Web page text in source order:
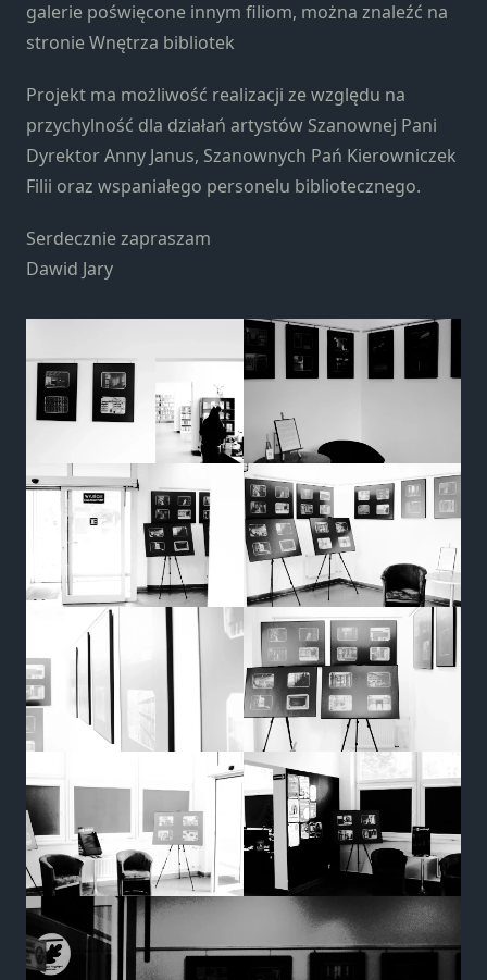
galerie poświęcone innym filiom, można znaleźć na
stronie Wnętrza bibliotek
Projekt ma możliwość realizacji ze względu na
przychylność dla działań artystów Szanownej Pani
Dyrektor Anny Janus, Szanownych Pań Kierowniczek
Filii oraz wspaniałego personelu bibliotecznego.
Serdecznie zapraszam
Dawid Jary
Marketing
zachowania
podczas
odwiedzania naszej
strony, zwiększasz
szansę na